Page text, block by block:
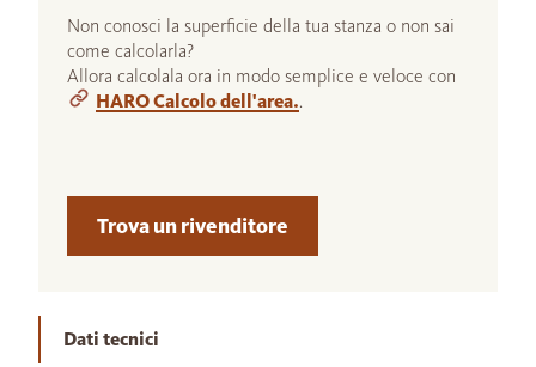
Non conosci la superficie della tua stanza o non sai
come calcolarla?
Allora calcolala ora in modo semplice e veloce con
HARO Calcolo dell'area..
Trova un rivenditore
Dati tecnici